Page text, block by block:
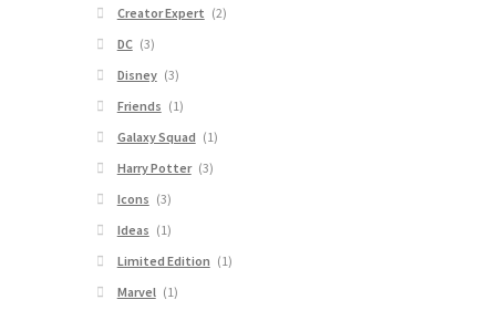
Creator Expert (2)
DC (3)
Disney (3)
Friends (1)
Galaxy Squad (1)
Harry Potter (3)
Icons (3)
Ideas (1)
Limited Edition (1)
Marvel (1)